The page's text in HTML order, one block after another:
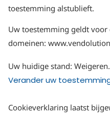
toestemming alstublieft.
Uw toestemming geldt voor
domeinen:
Uw huidige stand: Weigeren.
Verander uw
Cookieverklaring laatst